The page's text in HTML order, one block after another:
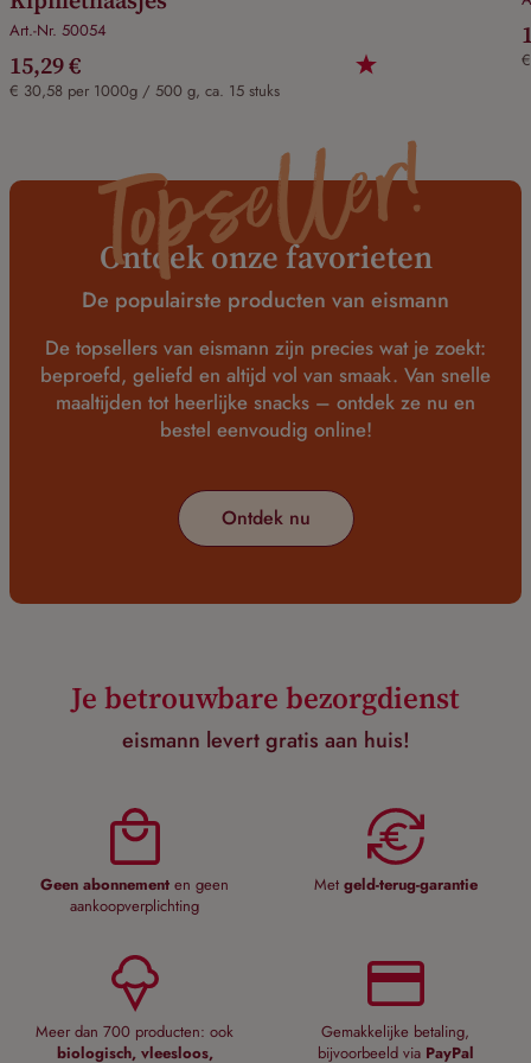
Art.-Nr. 50054
15,29 €
€ 30,58 per 1000g / 500 g, ca. 15 stuks
Topseller!
Ontdek onze favorieten
De populairste producten van eismann
De topsellers van eismann zijn precies wat je zoekt:
beproefd, geliefd en altijd vol van smaak. Van snelle
maaltijden tot heerlijke snacks – ontdek ze nu en
bestel eenvoudig online!
Ontdek nu
Je betrouwbare bezorgdienst
eismann levert gratis aan huis!
Geen abonnement en geen
aankoopverplichting
Met geld-terug-garantie
Meer dan 700 producten: ook
biologisch, vleesloos,
Gemakkelijke betaling,
bijvoorbeeld via PayPal